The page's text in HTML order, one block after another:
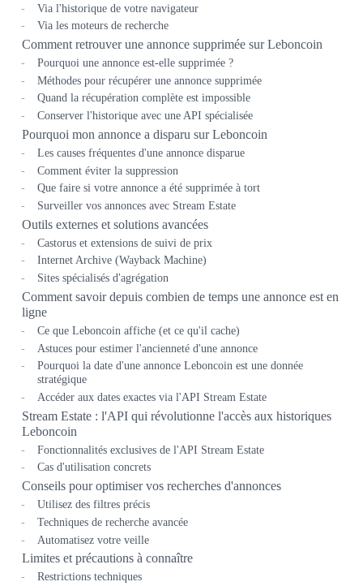
Via l'historique de votre navigateur
Via les moteurs de recherche
Comment retrouver une annonce supprimée sur Leboncoin
Pourquoi une annonce est-elle supprimée ?
Méthodes pour récupérer une annonce supprimée
Quand la récupération complète est impossible
Conserver l'historique avec une API spécialisée
Pourquoi mon annonce a disparu sur Leboncoin
Les causes fréquentes d'une annonce disparue
Comment éviter la suppression
Que faire si votre annonce a été supprimée à tort
Surveiller vos annonces avec Stream Estate
Outils externes et solutions avancées
Castorus et extensions de suivi de prix
Internet Archive (Wayback Machine)
Sites spécialisés d'agrégation
Comment savoir depuis combien de temps une annonce est en
ligne
Ce que Leboncoin affiche (et ce qu'il cache)
Astuces pour estimer l'ancienneté d'une annonce
Pourquoi la date d'une annonce Leboncoin est une donnée
stratégique
Accéder aux dates exactes via l'API Stream Estate
Stream Estate : l'API qui révolutionne l'accès aux historiques
Leboncoin
Fonctionnalités exclusives de l'API Stream Estate
Cas d'utilisation concrets
Conseils pour optimiser vos recherches d'annonces
Utilisez des filtres précis
Techniques de recherche avancée
Automatisez votre veille
Limites et précautions à connaître
Restrictions techniques